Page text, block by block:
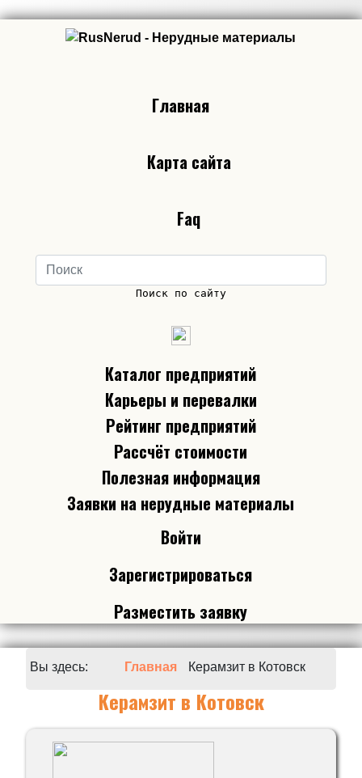
Главная
Карта сайта
Faq
Поиск по сайту
Каталог предприятий
Карьеры и перевалки
Рейтинг предприятий
Рассчёт стоимости
Полезная информация
Заявки на нерудные материалы
Войти
Зарегистрироваться
Разместить заявку
Вы здесь: Главная Керамзит в Котовск
Керамзит в Котовск